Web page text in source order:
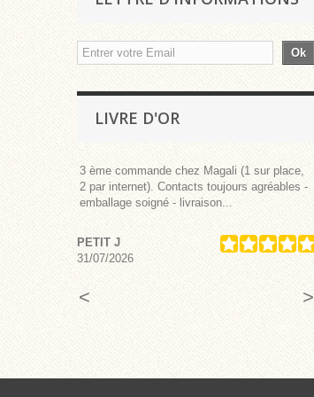
Ok
LIVRE D'OR
3 ème commande chez Magali (1 sur place,
2 par internet). Contacts toujours agréables -
emballage soigné - livraison...
PETIT J
31/07/2026
>
<